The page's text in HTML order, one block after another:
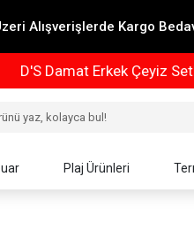
Alışverişlerde Kargo
Erkek Çeyiz Setlerinde
Plaj Ürünleri